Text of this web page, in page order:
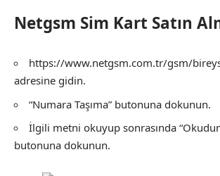
Netgsm Sim Kart Satın
https://www.netgsm.com.tr/gsm/
adresine gidin.
“Numara Taşıma” butonuna dokunun.
İlgili metni okuyup sonrasında
butonuna dokunun.